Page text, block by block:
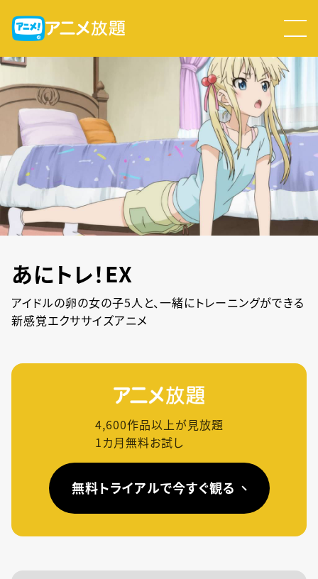
あにトレ！EX
アイドルの卵の女の子5人と、一緒にトレーニングができる
新感覚エクササイズアニメ
4,600作品以上が見放題
1カ月無料お試し
無料トライアルで今すぐ観る